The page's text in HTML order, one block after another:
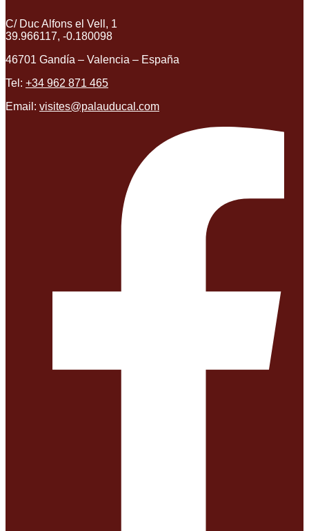
C/ Duc Alfons el Vell, 1
39.966117, -0.180098
46701 Gandía – Valencia – España
Tel: +34 962 871 465
Email: visites@palauducal.com